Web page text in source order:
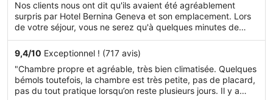
5
par
nuit
août.
Nos clients nous ont dit qu'ils avaient été agréablement
surpris par Hotel Bernina Geneva et son emplacement. Lors
de votre séjour, vous ne serez qu'à quelques minutes de
marche de Basilique Notre-Dame. L'accès Wi-Fi à Internet
gratuit, un service de nettoyage à sec / blanchisserie et un
service de conciergerie sont disponibles.
9,4/10 Exceptionnel ! (717 avis)
"Chambre propre et agréable, très bien climatisée. Quelques
bémols toutefois, la chambre est très petite, pas de placard,
pas du tout pratique lorsqu’on reste plusieurs jours. Il y a